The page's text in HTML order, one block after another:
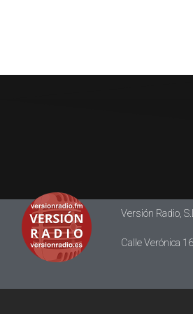
Versión Radio,
Calle Verónica